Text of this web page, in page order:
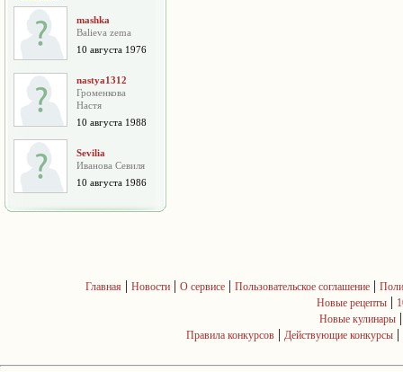
mashka
Balieva zema
10 августа 1976
nastya1312
Громенкова
Настя
10 августа 1988
Sevilia
Иванова Севиля
10 августа 1986
Главная | Новости| О сервисе| Пользовательское соглашение|
Новые рецепты |
Новые кулинары
Правила конкурсов | Действующие конкурсы |